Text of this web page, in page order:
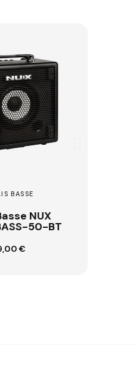
Ampli NUX MNU